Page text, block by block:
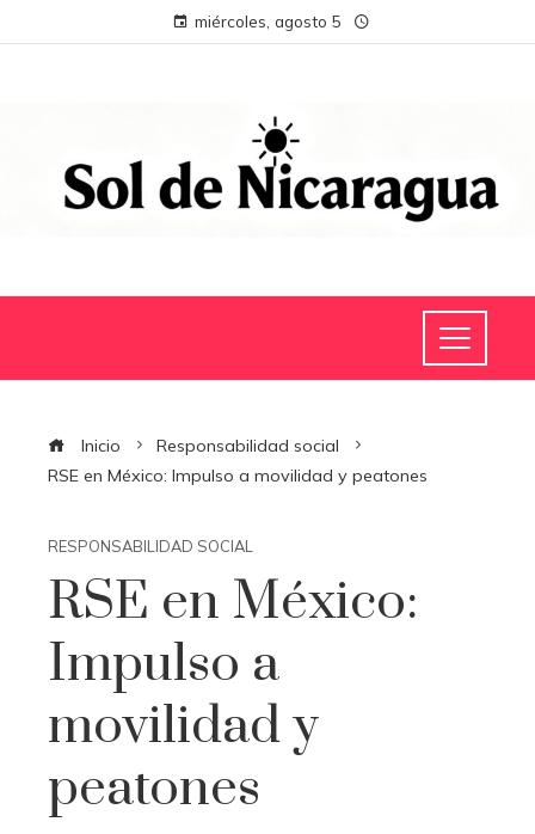
miércoles, agosto 5
Inicio
Responsabilidad social
RSE en México: Impulso a movilidad y peatones
RESPONSABILIDAD SOCIAL
RSE en México:
Impulso a
movilidad y
peatones